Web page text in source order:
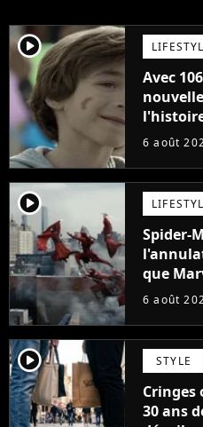
player2
Avec
48 jours
6 août
player2
Spider-
que
faire
6 août
player2 STYLE
Cringes
30 ans